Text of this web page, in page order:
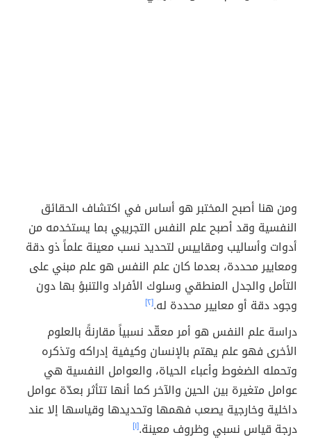
ومن هنا أصبح المختبر هو أساس في اكتشاف الحقائق
النفسية وقد أصبح علم النفس التجريبي بما يستخدمه من
أدوات وأساليب ومقاييس لتحديد نسب معينة علماً ذو دقة
ومعايير محددة، بعدما كان علم النفس هو علم مبني على
التأمل والجدل المنطقي وسلوك الأفراد والتنبؤ بها دون
وجود دقة أو معايير محددة له.[٢]
دراسة علم النفس هو أمر معقّد نسبياً مقارنةً بالعلوم
الأخرى فهو علم يهتم بالإنسان وكيفية إدراكه وتذكره
وتحمله الضغوط وأعباء الحياة، والعوامل النفسية هي
عوامل متغيرة بين الحين والآخر كما أنها تتأثر بعدّة عوامل
داخلية وخارجية يصعب فهمها وتحديدها وقياسها إلا عند
درجة قياس نسبي وظروف معينة.[١]